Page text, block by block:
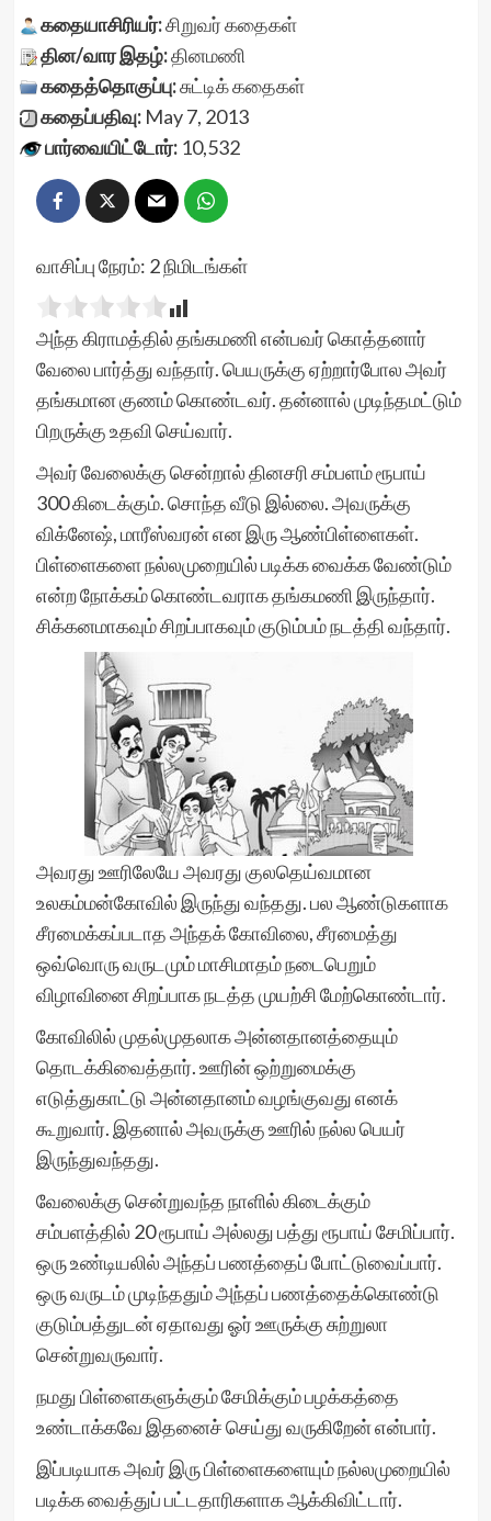
கதையாசிரியர்:சிறுவர் கதைகள்
தின/வார இதழ்:தினமணி
கதைத்தொகுப்பு:சுட்டிக் கதைகள்
கதைப்பதிவு:May 7, 2013
பார்வையிட்டோர்:10,532
வாசிப்பு நேரம்: 2நிமிடங்கள்
அந்த கிராமத்தில் தங்கமணி என்பவர் கொத்தனார்
வேலை பார்த்து வந்தார். பெயருக்கு ஏற்றார்போல அவர்
தங்கமான குணம் கொண்டவர். தன்னால் முடிந்தமட்டும்
பிறருக்கு உதவி செய்வார்.
அவர் வேலைக்கு சென்றால் தினசரி சம்பளம் ரூபாய்
300 கிடைக்கும். சொந்த வீடு இல்லை. அவருக்கு
விக்னேஷ், மாரீஸ்வரன் என இரு ஆண்பிள்ளைகள்.
பிள்ளைகளை நல்லமுறையில் படிக்க வைக்க வேண்டும்
என்ற நோக்கம் கொண்டவராக தங்கமணி இருந்தார்.
சிக்கனமாகவும் சிறப்பாகவும் குடும்பம் நடத்தி வந்தார்.
அவரது ஊரிலேயே அவரது குலதெய்வமான
உலகம்மன்கோவில் இருந்து வந்தது. பல ஆண்டுகளாக
சீரமைக்கப்படாத அந்தக் கோவிலை, சீரமைத்து
ஒவ்வொரு வருடமும் மாசிமாதம் நடைபெறும்
விழாவினை சிறப்பாக நடத்த முயற்சி மேற்கொண்டார்.
கோவிலில் முதல்முதலாக அன்னதானத்தையும்
தொடக்கிவைத்தார். ஊரின் ஒற்றுமைக்கு
எடுத்துகாட்டு அன்னதானம் வழங்குவது எனக்
கூறுவார். இதனால் அவருக்கு ஊரில் நல்ல பெயர்
இருந்துவந்தது.
வேலைக்கு சென்றுவந்த நாளில் கிடைக்கும்
சம்பளத்தில் 20 ரூபாய் அல்லது பத்து ரூபாய் சேமிப்பார்.
ஒரு உண்டியலில் அந்தப் பணத்தைப் போட்டுவைப்பார்.
ஒரு வருடம் முடிந்ததும் அந்தப் பணத்தைக்கொண்டு
குடும்பத்துடன் ஏதாவது ஓர் ஊருக்கு சுற்றுலா
சென்றுவருவார்.
நமது பிள்ளைகளுக்கும் சேமிக்கும் பழக்கத்தை
உண்டாக்கவே இதனைச் செய்து வருகிறேன் என்பார்.
இப்படியாக அவர் இரு பிள்ளைகளையும் நல்லமுறையில்
படிக்க வைத்துப் பட்டதாரிகளாக ஆக்கிவிட்டார்.